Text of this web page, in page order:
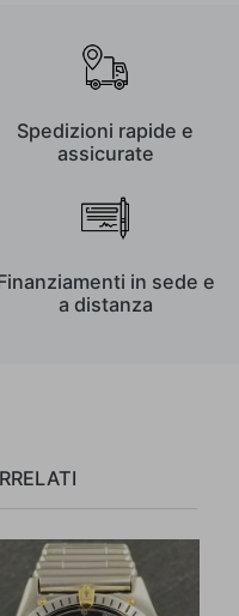
Spedizioni rapide e
assicurate
in sede e
a distanza